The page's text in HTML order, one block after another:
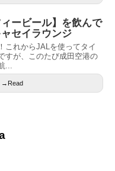
ービール】を飲んで
セイラウンジ
これからJALを使ってタイ
すが、このたび成田空港の
...
→Read